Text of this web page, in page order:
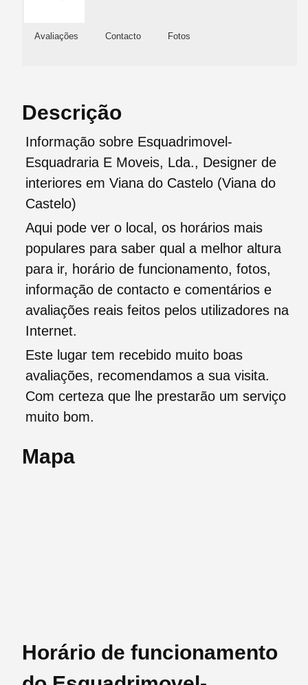
Avaliações Contacto Fotos
Descrição
Informação sobre Esquadrimovel-
Esquadraria E Moveis, Lda., Designer de
interiores em Viana do Castelo (Viana do
Castelo)
Aqui pode ver o local, os horários mais
populares para saber qual a melhor altura
para ir, horário de funcionamento, fotos,
informação de contacto e comentários e
avaliações reais feitos pelos utilizadores na
Internet.
Este lugar tem recebido muito boas
avaliações, recomendamos a sua visita.
Com certeza que lhe prestarão um serviço
muito bom.
Mapa
Horário de funcionamento